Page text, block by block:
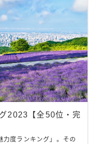
2023【全50位・完
力度ランキング」。その